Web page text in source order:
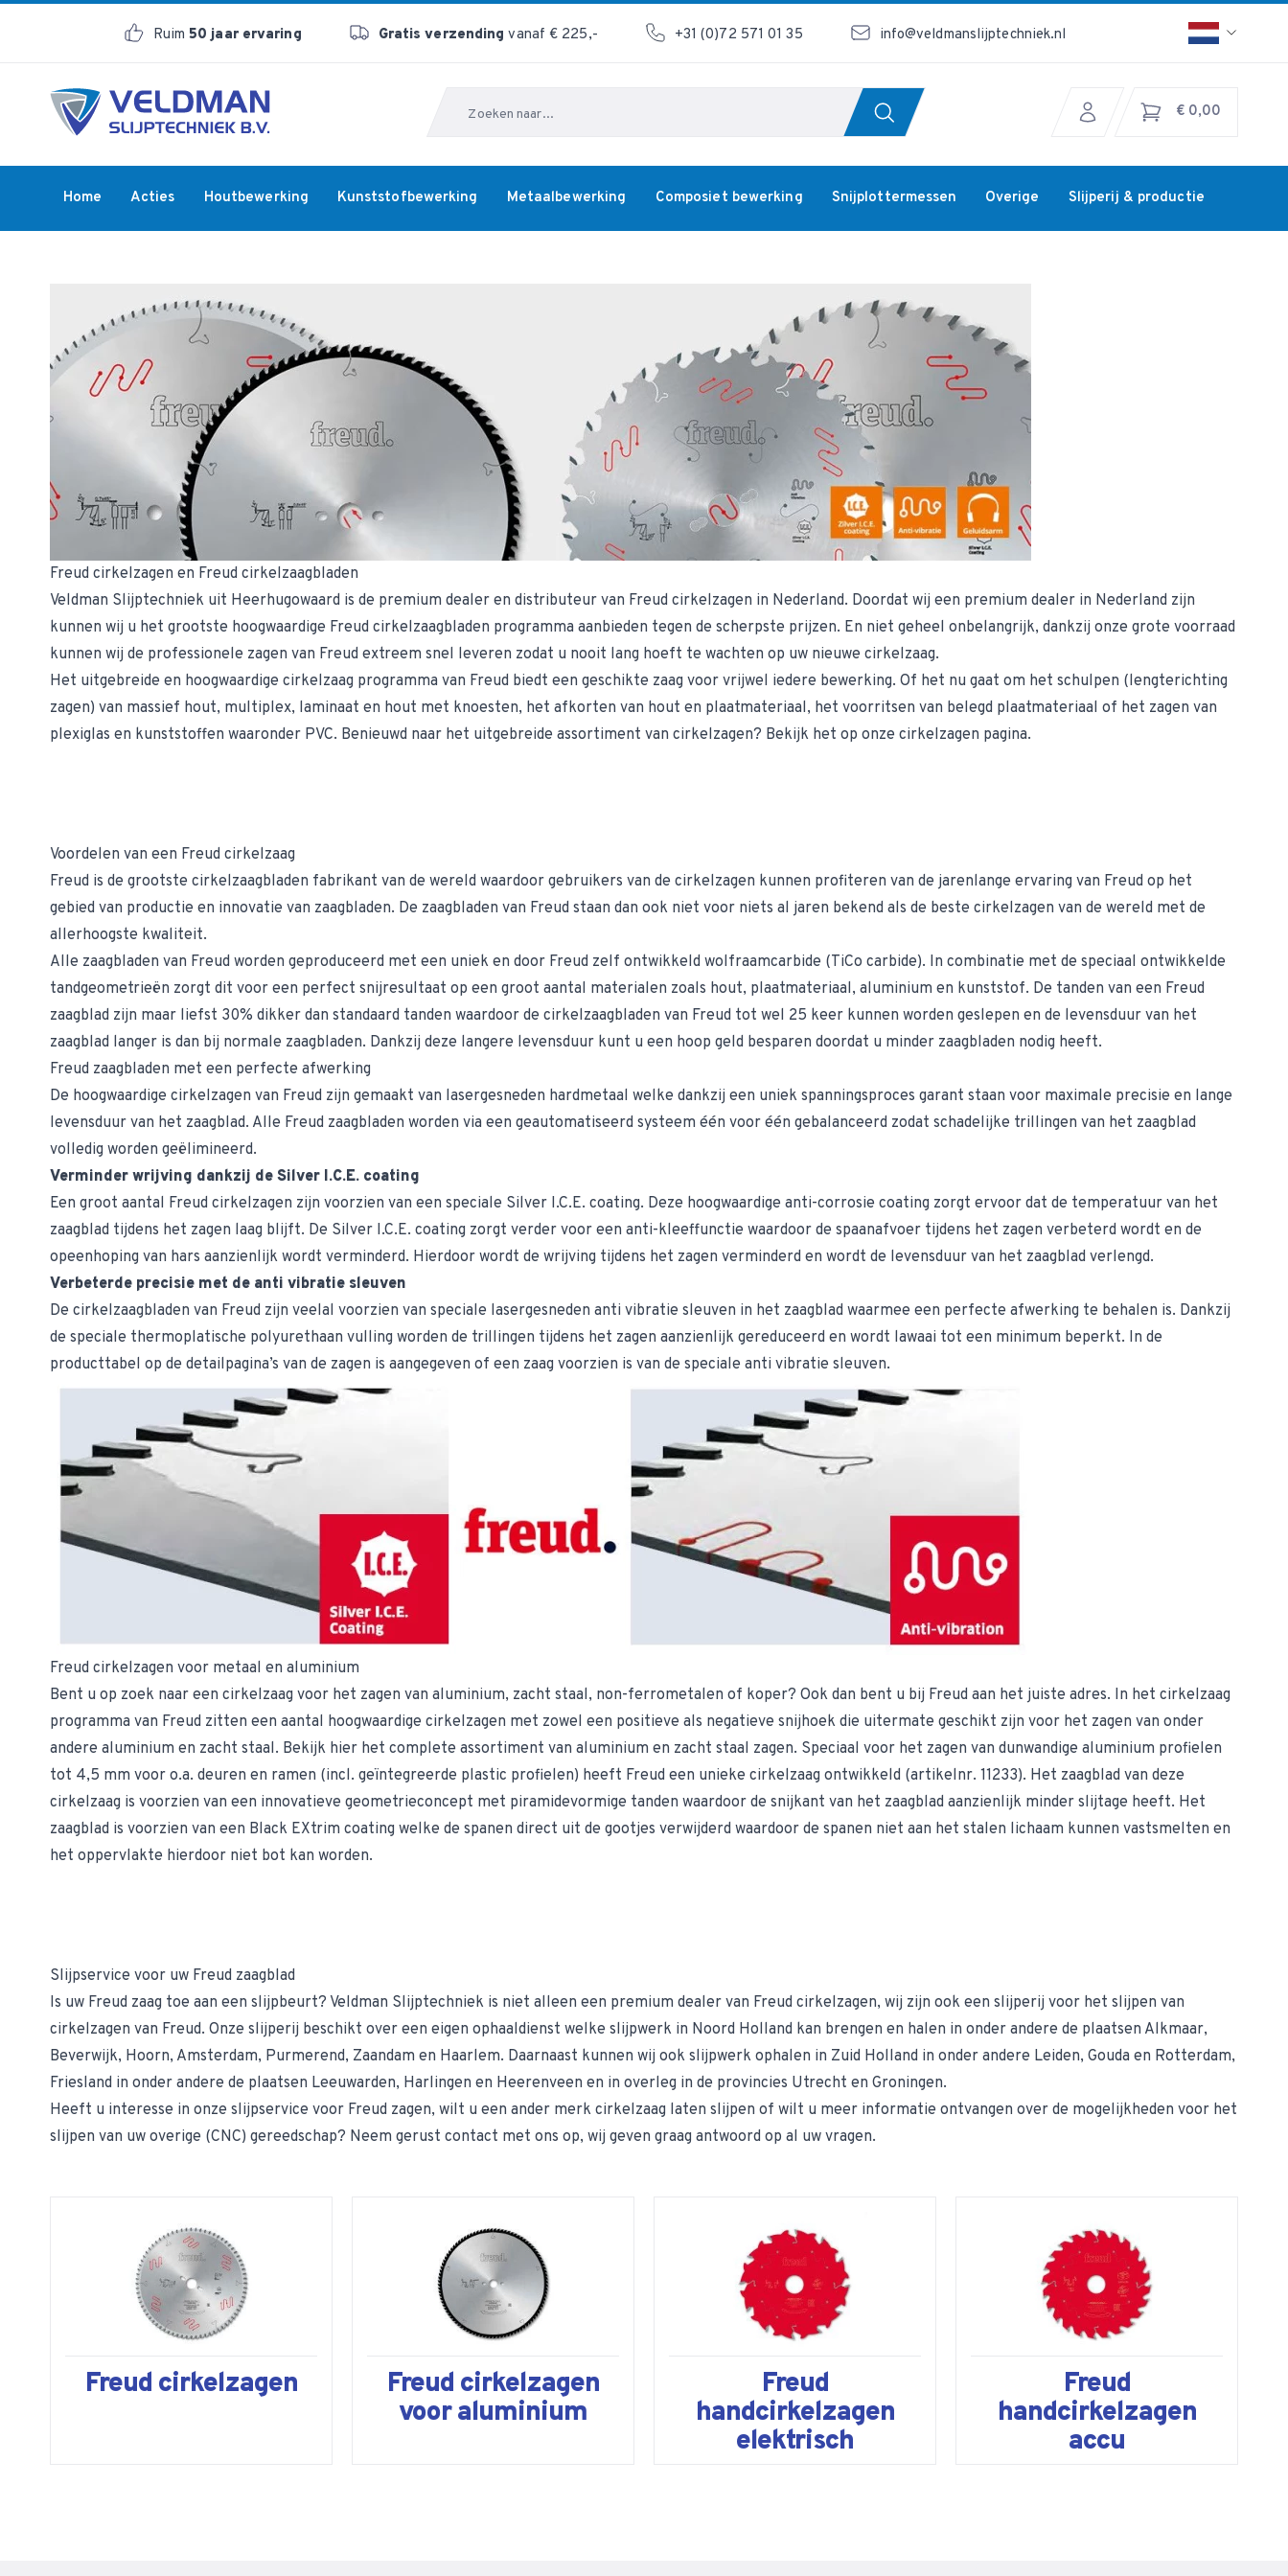
Ruim50 jaar ervaring Gratis verzending vanaf € 225,- +31 (0)72 571 01 35 info@veldmanslijptechniek.nl
€ 0,00
Home Acties Houtbewerking Kunststofbewerking Metaalbewerking Composiet bewerking Snijplottermessen Overige Slijperij & productie
Freud cirkelzagen en Freud cirkelzaagbladen
Veldman Slijptechniek uit Heerhugowaard is de premium dealer en distributeur van Freud cirkelzagen in Nederland. Doordat wij een premium dealer in Nederland zijn
kunnen wij u het grootste hoogwaardige Freud cirkelzaagbladen programma aanbieden tegen de scherpste prijzen. En niet geheel onbelangrijk, dankzij onze grote voorraad
kunnen wij de professionele zagen van Freud extreem snel leveren zodat u nooit lang hoeft te wachten op uw nieuwe cirkelzaag.
Het uitgebreide en hoogwaardige cirkelzaag programma van Freud biedt een geschikte zaag voor vrijwel iedere bewerking. Of het nu gaat om het schulpen (lengterichting
zagen) van massief hout, multiplex, laminaat en hout met knoesten, het afkorten van hout en plaatmateriaal, het voorritsen van belegd plaatmateriaal of het zagen van
plexiglas en kunststoffen waaronder PVC. Benieuwd naar het uitgebreide assortiment van cirkelzagen? Bekijk het op onze cirkelzagen pagina.
Voordelen van een Freud cirkelzaag
Freud is de grootste cirkelzaagbladen fabrikant van de wereld waardoor gebruikers van de cirkelzagen kunnen profiteren van de jarenlange ervaring van Freud op het
gebied van productie en innovatie van zaagbladen. De zaagbladen van Freud staan dan ook niet voor niets al jaren bekend als de beste cirkelzagen van de wereld met de
allerhoogste kwaliteit.
Alle zaagbladen van Freud worden geproduceerd met een uniek en door Freud zelf ontwikkeld wolfraamcarbide (TiCo carbide). In combinatie met de speciaal ontwikkelde
tandgeometrieën zorgt dit voor een perfect snijresultaat op een groot aantal materialen zoals hout, plaatmateriaal, aluminium en kunststof. De tanden van een Freud
zaagblad zijn maar liefst 30% dikker dan standaard tanden waardoor de cirkelzaagbladen van Freud tot wel 25 keer kunnen worden geslepen en de levensduur van het
zaagblad langer is dan bij normale zaagbladen. Dankzij deze langere levensduur kunt u een hoop geld besparen doordat u minder zaagbladen nodig heeft.
Freud zaagbladen met een perfecte afwerking
De hoogwaardige cirkelzagen van Freud zijn gemaakt van lasergesneden hardmetaal welke dankzij een uniek spanningsproces garant staan voor maximale precisie en lange
levensduur van het zaagblad. Alle Freud zaagbladen worden via een geautomatiseerd systeem één voor één gebalanceerd zodat schadelijke trillingen van het zaagblad
volledig worden geëlimineerd.
Verminder wrijving dankzij de Silver I.C.E. coating
Een groot aantal Freud cirkelzagen zijn voorzien van een speciale Silver I.C.E. coating. Deze hoogwaardige anti-corrosie coating zorgt ervoor dat de temperatuur van het
zaagblad tijdens het zagen laag blijft. De Silver I.C.E. coating zorgt verder voor een anti-kleeffunctie waardoor de spaanafvoer tijdens het zagen verbeterd wordt en de
opeenhoping van hars aanzienlijk wordt verminderd. Hierdoor wordt de wrijving tijdens het zagen verminderd en wordt de levensduur van het zaagblad verlengd.
Verbeterde precisie met de anti vibratie sleuven
De cirkelzaagbladen van Freud zijn veelal voorzien van speciale lasergesneden anti vibratie sleuven in het zaagblad waarmee een perfecte afwerking te behalen is. Dankzij
de speciale thermoplatische polyurethaan vulling worden de trillingen tijdens het zagen aanzienlijk gereduceerd en wordt lawaai tot een minimum beperkt. In de
producttabel op de detailpagina’s van de zagen is aangegeven of een zaag voorzien is van de speciale anti vibratie sleuven.
Freud cirkelzagen voor metaal en aluminium
Bent u op zoek naar een cirkelzaag voor het zagen van aluminium, zacht staal, non-ferrometalen of koper? Ook dan bent u bij Freud aan het juiste adres. In het cirkelzaag
programma van Freud zitten een aantal hoogwaardige cirkelzagen met zowel een positieve als negatieve snijhoek die uitermate geschikt zijn voor het zagen van onder
andere aluminium en zacht staal. Bekijk hier het complete assortiment van aluminium en zacht staal zagen. Speciaal voor het zagen van dunwandige aluminium profielen
tot 4,5 mm voor o.a. deuren en ramen (incl. geïntegreerde plastic profielen) heeft Freud een unieke cirkelzaag ontwikkeld (artikelnr. 11233). Het zaagblad van deze
cirkelzaag is voorzien van een innovatieve geometrieconcept met piramidevormige tanden waardoor de snijkant van het zaagblad aanzienlijk minder slijtage heeft. Het
zaagblad is voorzien van een Black EXtrim coating welke de spanen direct uit de gootjes verwijderd waardoor de spanen niet aan het stalen lichaam kunnen vastsmelten en
het oppervlakte hierdoor niet bot kan worden.
Slijpservice voor uw Freud zaagblad
Is uw Freud zaag toe aan een slijpbeurt? Veldman Slijptechniek is niet alleen een premium dealer van Freud cirkelzagen, wij zijn ook een slijperij voor het slijpen van
cirkelzagen van Freud. Onze slijperij beschikt over een eigen ophaaldienst welke slijpwerk in Noord Holland kan brengen en halen in onder andere de plaatsen Alkmaar,
Beverwijk, Hoorn, Amsterdam, Purmerend, Zaandam en Haarlem. Daarnaast kunnen wij ook slijpwerk ophalen in Zuid Holland in onder andere Leiden, Gouda en Rotterdam,
Friesland in onder andere de plaatsen Leeuwarden, Harlingen en Heerenveen en in overleg in de provincies Utrecht en Groningen.
Heeft u interesse in onze slijpservice voor Freud zagen, wilt u een ander merk cirkelzaag laten slijpen of wilt u meer informatie ontvangen over de mogelijkheden voor het
slijpen van uw overige (CNC) gereedschap? Neem gerust contact met ons op, wij geven graag antwoord op al uw vragen.
Freud cirkelzagen
Freud cirkelzagen
voor aluminium
Freud
handcirkelzagen
elektrisch
Freud
handcirkelzagen
accu